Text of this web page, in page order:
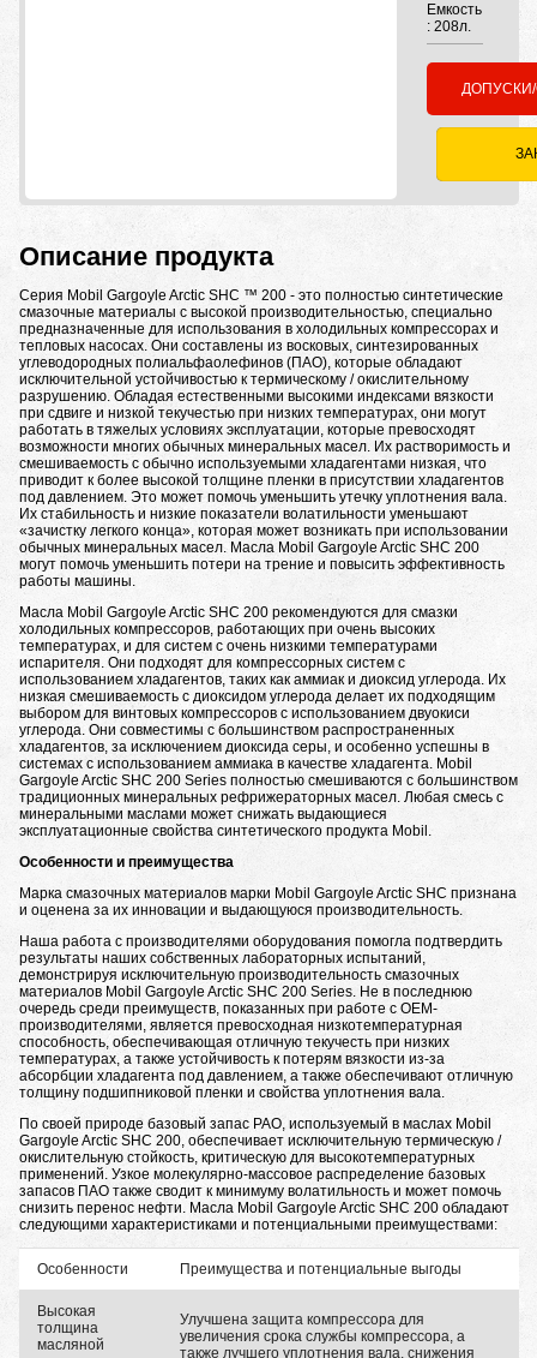
Емкость
: 208л.
Описание продукта
Серия Mobil Gargoyle Arctic SHC ™ 200 - это полностью синтетические
смазочные материалы с высокой производительностью, специально
предназначенные для использования в холодильных компрессорах и
тепловых насосах. Они составлены из восковых, синтезированных
углеводородных полиальфаолефинов (ПАО), которые обладают
исключительной устойчивостью к термическому / окислительному
разрушению. Обладая естественными высокими индексами вязкости
при сдвиге и низкой текучестью при низких температурах, они могут
работать в тяжелых условиях эксплуатации, которые превосходят
возможности многих обычных минеральных масел. Их растворимость и
смешиваемость с обычно используемыми хладагентами низкая, что
приводит к более высокой толщине пленки в присутствии хладагентов
под давлением. Это может помочь уменьшить утечку уплотнения вала.
Их стабильность и низкие показатели волатильности уменьшают
«зачистку легкого конца», которая может возникать при использовании
обычных минеральных масел. Масла Mobil Gargoyle Arctic SHC 200
могут помочь уменьшить потери на трение и повысить эффективность
работы машины.
Масла Mobil Gargoyle Arctic SHC 200 рекомендуются для смазки
холодильных компрессоров, работающих при очень высоких
температурах, и для систем с очень низкими температурами
испарителя. Они подходят для компрессорных систем с
использованием хладагентов, таких как аммиак и диоксид углерода. Их
низкая смешиваемость с диоксидом углерода делает их подходящим
выбором для винтовых компрессоров с использованием двуокиси
углерода. Они совместимы с большинством распространенных
хладагентов, за исключением диоксида серы, и особенно успешны в
системах с использованием аммиака в качестве хладагента. Mobil
Gargoyle Arctic SHC 200 Series полностью смешиваются с большинством
традиционных минеральных рефрижераторных масел. Любая смесь с
минеральными маслами может снижать выдающиеся
эксплуатационные свойства синтетического продукта Mobil.
Особенности и преимущества
Марка смазочных материалов марки Mobil Gargoyle Arctic SHC признана
и оценена за их инновации и выдающуюся производительность.
Наша работа с производителями оборудования помогла подтвердить
результаты наших собственных лабораторных испытаний,
демонстрируя исключительную производительность смазочных
материалов Mobil Gargoyle Arctic SHC 200 Series. Не в последнюю
очередь среди преимуществ, показанных при работе с OEM-
производителями, является превосходная низкотемпературная
способность, обеспечивающая отличную текучесть при низких
температурах, а также устойчивость к потерям вязкости из-за
абсорбции хладагента под давлением, а также обеспечивают отличную
толщину подшипниковой пленки и свойства уплотнения вала.
По своей природе базовый запас PAO, используемый в маслах Mobil
Gargoyle Arctic SHC 200, обеспечивает исключительную термическую /
окислительную стойкость, критическую для высокотемпературных
применений. Узкое молекулярно-массовое распределение базовых
запасов ПАО также сводит к минимуму волатильность и может помочь
снизить перенос нефти. Масла Mobil Gargoyle Arctic SHC 200 обладают
следующими характеристиками и потенциальными преимуществами:
Особенности Преимущества и потенциальные выгоды
Высокая
толщина
масляной
Улучшена защита компрессора для
увеличения срока службы компрессора, а
также лучшего уплотнения вала, снижения